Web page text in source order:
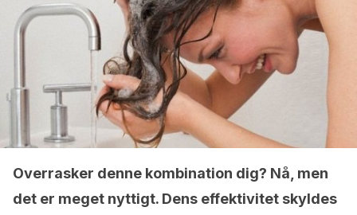
Overrasker denne kombination dig? Nå, men
det er meget nyttigt. Dens effektivitet skyldes